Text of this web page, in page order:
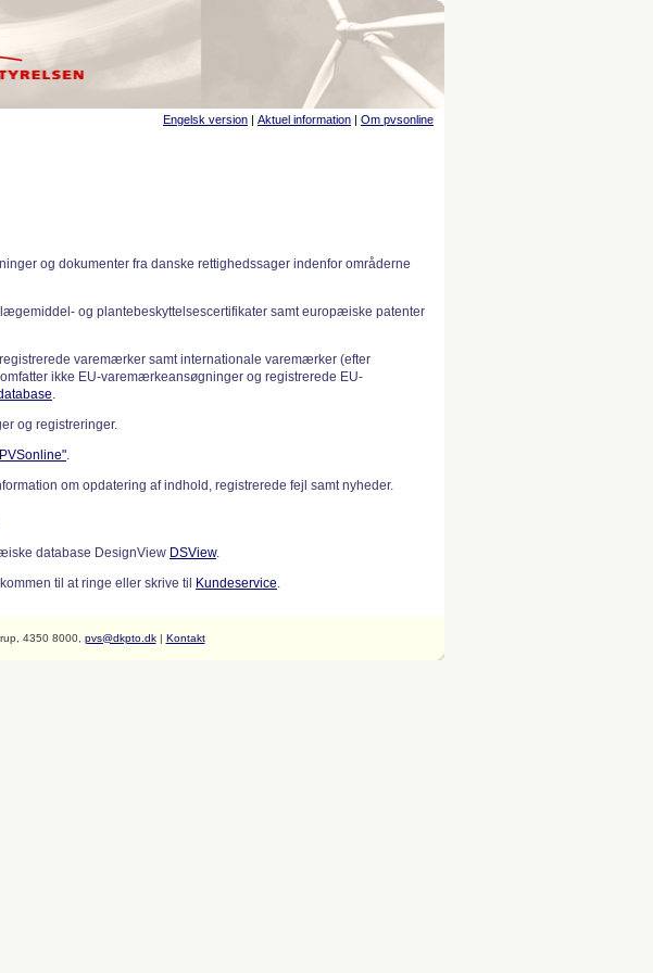
Engelsk version | Aktuel information | Om pvsonline
og dokumenter fra danske rettighedssager indenfor områderne
og plantebeskyttelsescertifikater samt europæiske patenter
varemærker samt internationale varemærker (efter
ikke EU-varemærkeansøgninger og registrerede EU-
.
og registreringer.
.
om opdatering af indhold, registrerede fejl samt nyheder.
database DesignView DSView.
til at ringe eller skrive til
Kundeservice.
4350 8000, pvs@dkpto.dk| Kontakt